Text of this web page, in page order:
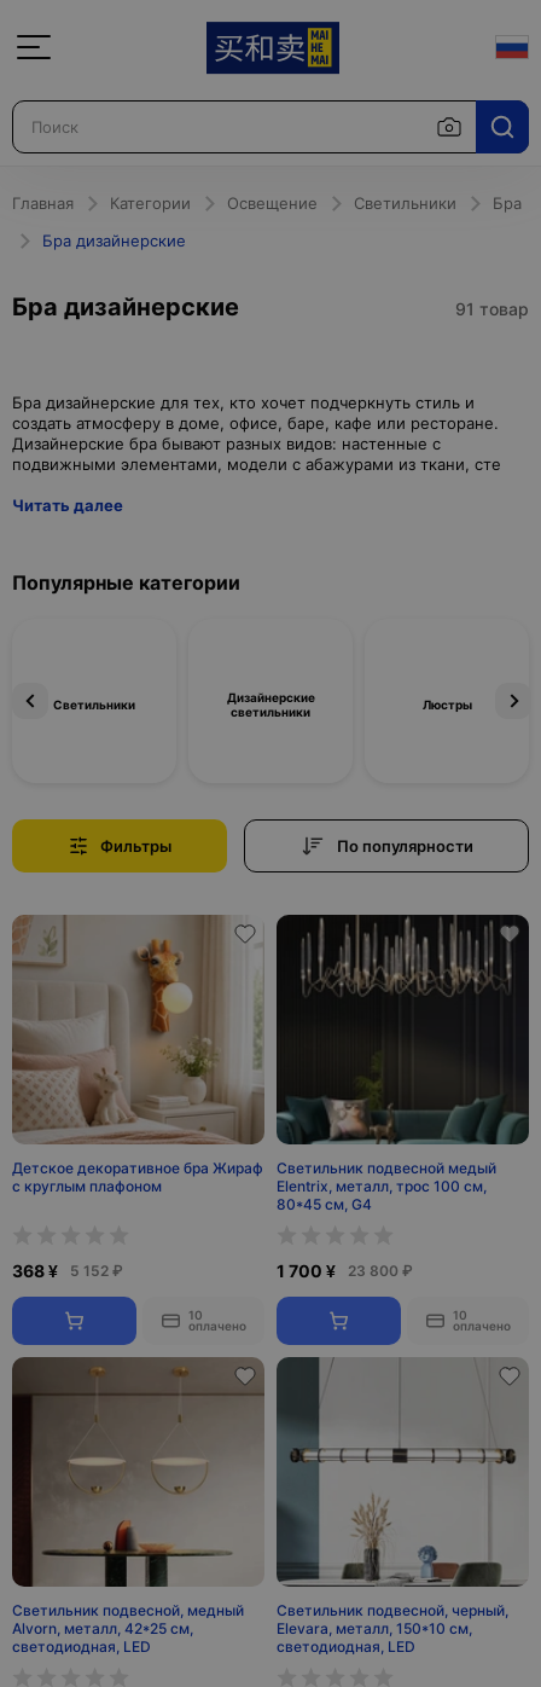
Главная Категории Освещение Светильники
Бра
Бра дизайнерские
Бра дизайнерские 91 товар
Бра дизайнерские для тех, кто хочет подчеркнуть стиль и
создать атмосферу в доме, офисе, баре, кафе или ресторане.
Дизайнерские бра бывают разных видов: настенные с
Читать далее
Популярные категории
Светильники
Дизайнерские
светильники
Люстры
Фильтры По популярности
Детское декоративное бра Жираф
с круглым плафоном
368 ¥ 5 152 ₽
10
оплачено
Светильник подвесной медый
Elentrix, металл, трос 100 см,
80*45 см, G4
1 700 ¥ 23 800 ₽
10
оплачено
Светильник подвесной, медный
Alvorn, металл, 42*25 см,
светодиодная, LED
Светильник подвесной, черный,
Elevara, металл, 150*10 см,
светодиодная, LED